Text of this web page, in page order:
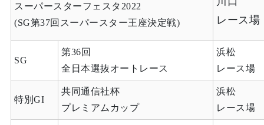
スーパースターフェスタ2022
(SG第37回スーパースター王座決定戦)
レース場
SG
第36回
全日本選抜オートレース
浜松
レース場
特別GI
共同通信社杯
プレミアムカップ
浜松
レース場